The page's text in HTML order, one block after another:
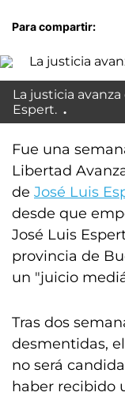
Para compartir:
La justicia
Espert.
Fue una
Libertad
de José Luis
desde que
José Luis
provincia de
un "juicio
Tras dos
desmentidas,
no será
haber recibido